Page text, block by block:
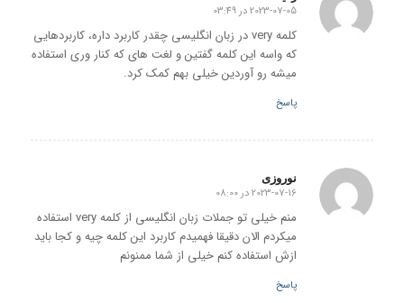
گفته:
2023-07-05 در 03:49
کلمه very در زبان انگلیسی چقدر کاربرد داره، کاربردهایی
که واسه این کلمه گفتین و لغت های که کنار وری استفاده
میشه رو آوردین خیلی بهم کمک کرد.
پاسخ
نوروزی
گفته:
2023-07-16 در 08:00
منم خیلی تو جملات زبان انگلیسی از کلمه very استفاده
میکردم الان دقیقا فهمیدم کاربرد این کلمه چیه و کجا باید
ازش استفاده کنم خیلی از شما ممنونم
پاسخ